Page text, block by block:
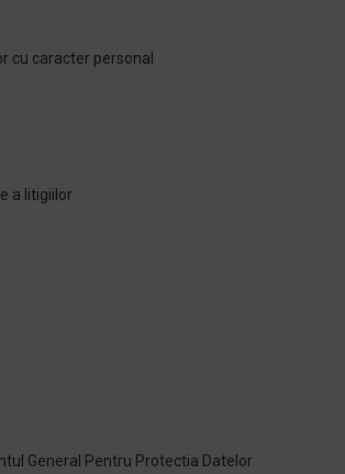
cu caracter personal
a litigiilor
General Pentru Protectia Datelor